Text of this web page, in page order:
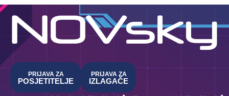
PRIJAVA ZA
POSJETITELJE
PRIJAVA ZA
IZLAGAČE